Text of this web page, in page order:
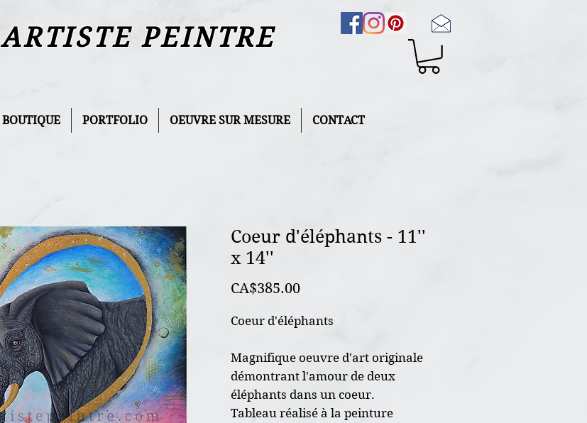
ARTISTE PEINTRE
BOUTIQUE PORTFOLIO OEUVRE SUR MESURE CONTACT
Coeur d'éléphants - 11''
x 14''
CA$385.00Price
Coeur d'éléphants
Magnifique oeuvre d'art originale
démontrant l'amour de deux
éléphants dans un coeur.
Tableau réalisé à la peinture